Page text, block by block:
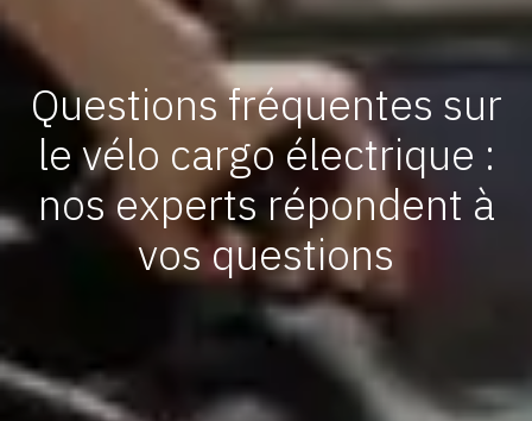
Questions fréquentes sur
le vélo cargo électrique :
nos experts répondent à
vos questions